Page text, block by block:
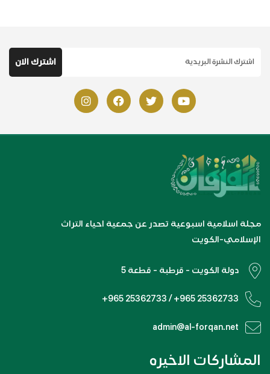
مجلة اسلامية اسبوعية تصدر عن جمعية احياء التراث
الإسلامي-الكويت
دولة الكويت - قرطبة - قطعة 5
+965 25362733 / +965 25362733
admin@al-forqan.net
المشاركات الاخيره